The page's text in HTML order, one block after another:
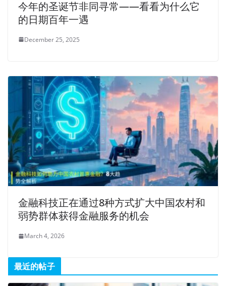
今年的圣诞节非同寻常——看看为什么它
的日期百年一遇
December 25, 2025
金融科技正在通过8种方式扩大中国农村和
弱势群体获得金融服务的机会
March 4, 2026
最近的帖子